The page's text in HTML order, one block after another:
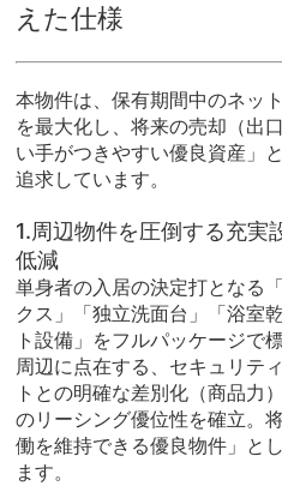
えた仕様
本物件は、保有期間中のネッ
を最大化し、将来の売却（出
い手がつきやすい優良資産」
追求しています。
1.周辺物件を圧倒する充実
低減
単身者の入居の決定打となる
クス」「独立洗面台」「浴室
ト設備」をフルパッケージで
周辺に点在する、セキュリテ
トとの明確な差別化（商品力
のリーシング優位性を確立。
働を維持できる優良物件」と
ます。